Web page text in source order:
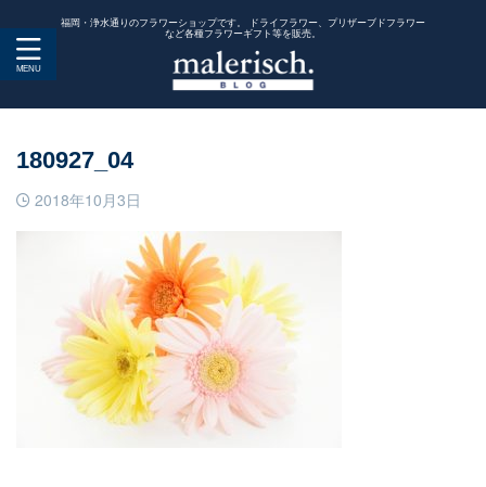
福岡・浄水通りのフラワーショップです。 ドライフラワー、プリザーブドフラワー
など各種フラワーギフト等を販売。
180927_04
2018年10月3日